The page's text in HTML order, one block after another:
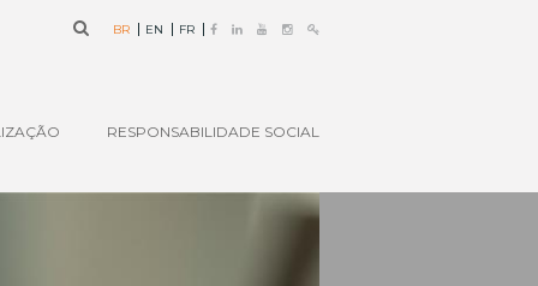
RESPONSABILIDADE SOCIAL
BR EN FR